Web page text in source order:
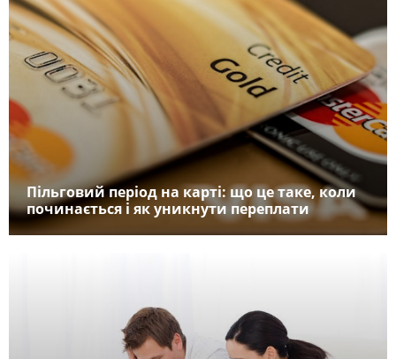
Пільговий період на карті: що це таке, коли
починається і як уникнути переплати